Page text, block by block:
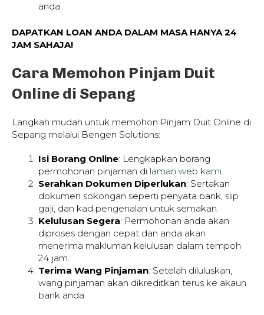
anda.
DAPATKAN LOAN ANDA DALAM MASA HANYA 24
JAM SAHAJA!
Cara Memohon Pinjam Duit
Online di Sepang
Langkah mudah untuk memohon Pinjam Duit Online di
Sepang melalui Bengen Solutions:
Isi Borang Online: Lengkapkan borang
permohonan pinjaman di laman web kami
Serahkan Dokumen Diperlukan: Sertakan
dokumen sokongan seperti penyata bank, slip
gaji, dan kad pengenalan untuk semakan.
Kelulusan Segera: Permohonan anda akan
diproses dengan cepat dan anda akan
menerima makluman kelulusan dalam tempoh
24 jam.
Terima Wang Pinjaman: Setelah diluluskan,
wang pinjaman akan dikreditkan terus ke akaun
bank anda.